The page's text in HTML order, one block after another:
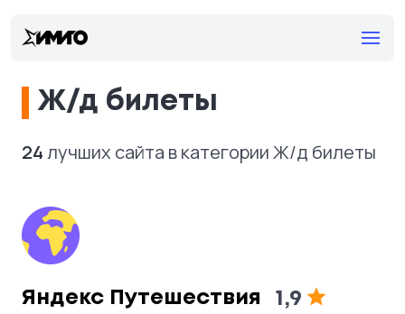
Ж/д билеты
24лучших сайта в категории Ж/д билеты
Яндекс Путешествия 1,9